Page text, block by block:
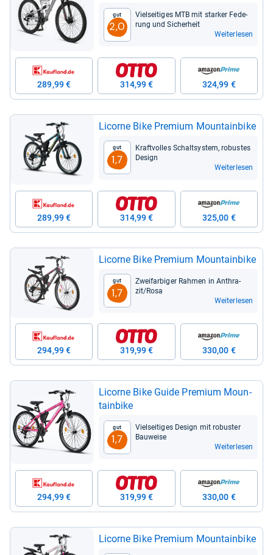
Gut
2,0
Viel­sei­ti­ges MTB mit star­ker Fede­
rung und Sicher­heit
Weiterlesen
289,99 € 314,99 € 324,99 €
Licorne Bike Pre­mium Moun­tain­bike
Gut
1,7
Kraft­vol­les Schalt­sys­tem, robus­tes
Design
Weiterlesen
289,99 € 314,99 € 325,00 €
Licorne Bike Pre­mium Moun­tain­bike
Gut
1,7
Zwei­far­bi­ger Rah­men in Anthra­
zit/Rosa
Weiterlesen
294,99 € 319,99 € 330,00 €
Licorne Bike Guide Pre­mium Moun­
tain­bike
Gut
1,7
Viel­sei­ti­ges Design mit robus­ter
Bau­weise
Weiterlesen
294,99 € 319,99 € 330,00 €
Licorne Bike Pre­mium Moun­tain­bike